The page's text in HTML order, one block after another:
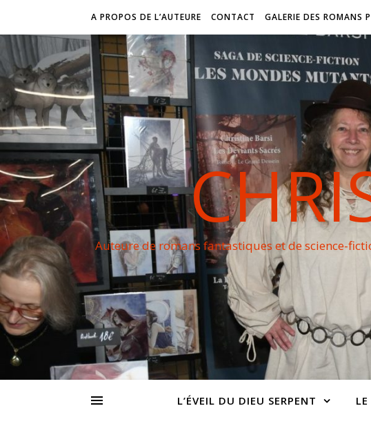
A PROPOS DE L’AUTEURE CONTACT GALERIE DES ROMANS
Auteure de romans fantastiques et de science-
L’ÉVEIL DU DIEU SERPENT